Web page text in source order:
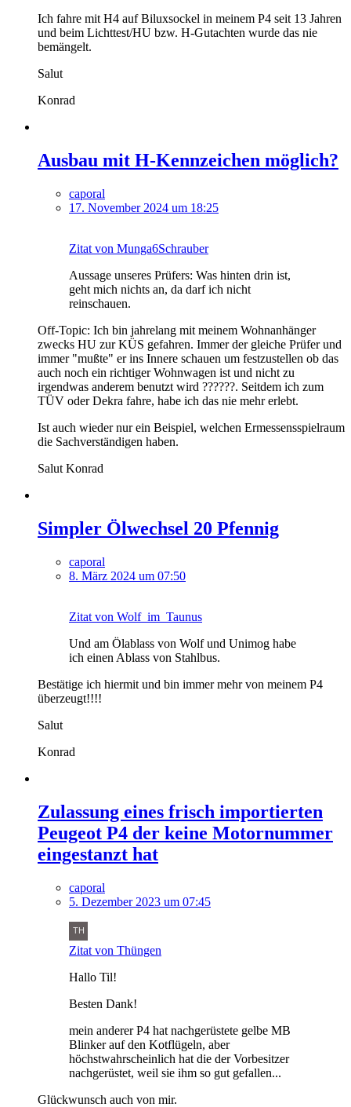
Ich fahre mit H4 auf Biluxsockel in meinem P4 seit 13 Jahren
und beim Lichttest/HU bzw. H-Gutachten wurde das nie
bemängelt.
Salut
Konrad
Ausbau mit H-Kennzeichen möglich?
caporal
17. November 2024 um 18:25
Zitat von Munga6Schrauber
Aussage unseres Prüfers: Was hinten drin ist,
geht mich nichts an, da darf ich nicht
reinschauen.
Off-Topic: Ich bin jahrelang mit meinem Wohnanhänger
zwecks HU zur KÜS gefahren. Immer der gleiche Prüfer und
immer "mußte" er ins Innere schauen um festzustellen ob das
auch noch ein richtiger Wohnwagen ist und nicht zu
irgendwas anderem benutzt wird ??????. Seitdem ich zum
TÜV oder Dekra fahre, habe ich das nie mehr erlebt.
Ist auch wieder nur ein Beispiel, welchen Ermessensspielraum
die Sachverständigen haben.
Salut Konrad
Simpler Ölwechsel 20 Pfennig
caporal
8. März 2024 um 07:50
Zitat von Wolf_im_Taunus
Und am Ölablass von Wolf und Unimog habe
ich einen Ablass von Stahlbus.
Bestätige ich hiermit und bin immer mehr von meinem P4
überzeugt!!!!
Salut
Konrad
Zulassung eines frisch importierten
Peugeot P4 der keine Motornummer
eingestanzt hat
caporal
5. Dezember 2023 um 07:45
Zitat von Thüngen
Hallo Til!
Besten Dank!
mein anderer P4 hat nachgerüstete gelbe MB
Blinker auf den Kotflügeln, aber
höchstwahrscheinlich hat die der Vorbesitzer
nachgerüstet, weil sie ihm so gut gefallen...
Glückwunsch auch von mir.